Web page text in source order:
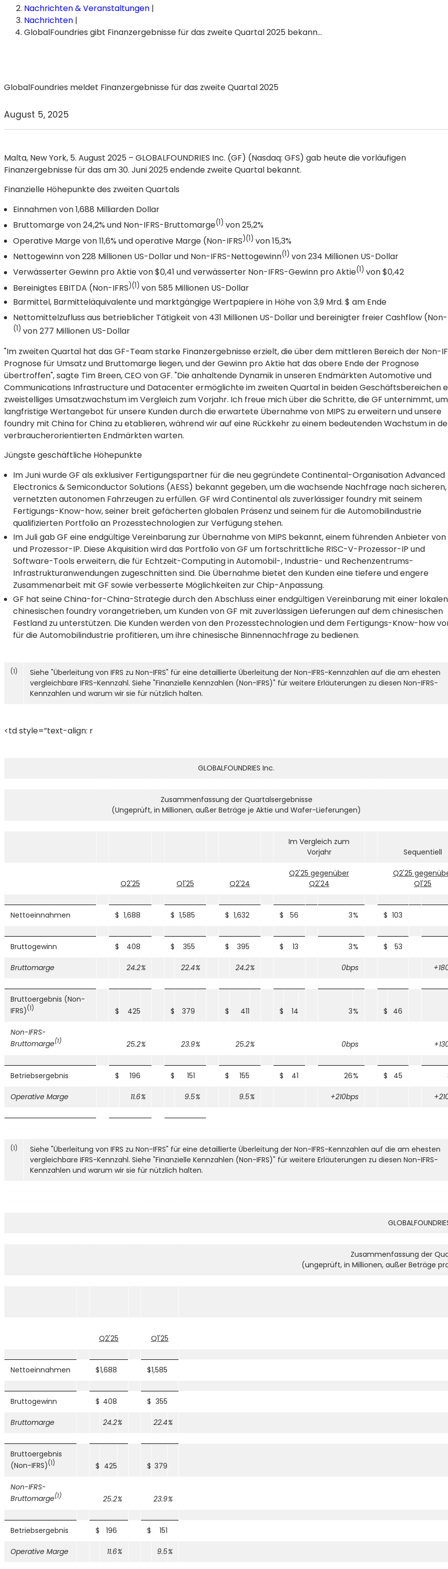
Nachrichten & Veranstaltungen |
Nachrichten |
GlobalFoundries gibt Finanzergebnisse für das zweite Quartal 2025 bekannt…
GlobalFoundries meldet Finanzergebnisse für das zweite Quartal 2025
August 5, 2025
Malta, New York, 5. August 2025 – GLOBALFOUNDRIES Inc. (GF) (Nasdaq: GFS) gab heute die vorläufigen
Finanzergebnisse für das am 30. Juni 2025 endende zweite Quartal bekannt.
Finanzielle Höhepunkte des zweiten Quartals
Einnahmen von 1,688 Milliarden Dollar
Bruttomarge von 24,2% und Non-IFRS-Bruttomarge(1) von 25,2%
Operative Marge von 11,6% und operative Marge (Non-IFRS)(1) von 15,3%
Nettogewinn von 228 Millionen US-Dollar und Non-IFRS-Nettogewinn(1) von 234 Millionen US-Dollar
Verwässerter Gewinn pro Aktie von $0,41 und verwässerter Non-IFRS-Gewinn pro Aktie(1) von $0,42
Bereinigtes EBITDA (Non-IFRS)(1) von 585 Millionen US-Dollar
Barmittel, Barmitteläquivalente und marktgängige Wertpapiere in Höhe von 3,9 Mrd. $ am Ende
Nettomittelzufluss aus betrieblicher Tätigkeit von 431 Millionen US-Dollar und bereinigter freier Cashflow (Non-
(1) von 277 Millionen US-Dollar
"Im zweiten Quartal hat das GF-Team starke Finanzergebnisse erzielt, die über dem mittleren Bereich der Non-
Prognose für Umsatz und Bruttomarge liegen, und der Gewinn pro Aktie hat das obere Ende der Prognose
übertroffen", sagte Tim Breen, CEO von GF. "Die anhaltende Dynamik in unseren Endmärkten Automotive und
Communications Infrastructure und Datacenter ermöglichte im zweiten Quartal in beiden Geschäftsbereichen
zweistelliges Umsatzwachstum im Vergleich zum Vorjahr. Ich freue mich über die Schritte, die GF unternimmt,
langfristige Wertangebot für unsere Kunden durch die erwartete Übernahme von MIPS zu erweitern und unsere
foundry mit China for China zu etablieren, während wir auf eine Rückkehr zu einem bedeutenden Wachstum in
verbraucherorientierten Endmärkten warten.
Jüngste geschäftliche Höhepunkte
Im Juni wurde GF als exklusiver Fertigungspartner für die neu gegründete Continental-Organisation Advanced
Electronics & Semiconductor Solutions (AESS) bekannt gegeben, um die wachsende Nachfrage nach sicheren,
vernetzten autonomen Fahrzeugen zu erfüllen. GF wird Continental als zuverlässiger foundry mit seinem
Fertigungs-Know-how, seiner breit gefächerten globalen Präsenz und seinem für die Automobilindustrie
qualifizierten Portfolio an Prozesstechnologien zur Verfügung stehen.
Im Juli gab GF eine endgültige Vereinbarung zur Übernahme von MIPS bekannt, einem führenden Anbieter von
und Prozessor-IP. Diese Akquisition wird das Portfolio von GF um fortschrittliche RISC-V-Prozessor-IP und
Software-Tools erweitern, die für Echtzeit-Computing in Automobil-, Industrie- und Rechenzentrums-
Infrastrukturanwendungen zugeschnitten sind. Die Übernahme bietet den Kunden eine tiefere und engere
Zusammenarbeit mit GF sowie verbesserte Möglichkeiten zur Chip-Anpassung.
GF hat seine China-for-China-Strategie durch den Abschluss einer endgültigen Vereinbarung mit einer lokalen
chinesischen foundry vorangetrieben, um Kunden von GF mit zuverlässigen Lieferungen auf dem chinesischen
Festland zu unterstützen. Die Kunden werden von den Prozesstechnologien und dem Fertigungs-Know-how
für die Automobilindustrie profitieren, um ihre chinesische Binnennachfrage zu bedienen.
(1)
Siehe "Überleitung von IFRS zu Non-IFRS" für eine detaillierte Überleitung der Non-IFRS-Kennzahlen auf die am ehesten
vergleichbare IFRS-Kennzahl. Siehe "Finanzielle Kennzahlen (Non-IFRS)" für weitere Erläuterungen zu diesen Non-IFRS-
Kennzahlen und warum wir sie für nützlich halten.
<td style=”text-align: r
GLOBALFOUNDRIES Inc.
Zusammenfassung der Quartalsergebnisse
(Ungeprüft, in Millionen, außer Beträge je Aktie und Wafer-Lieferungen)
Im Vergleich zum
Vorjahr
Sequentiell
Q2'25 Q1'25 Q2'24
Q2'25 gegenüber
Q2'24
Q2'25
Q1'25
Nettoeinnahmen $ 1,688 $ 1,585 $ 1,632 $ 56 3% $ 103
Bruttogewinn $ 408 $ 355 $ 395 $ 13 3% $ 53
Bruttomarge 24.2% 22.4% 24.2% 0bps
Bruttoergebnis (Non-
IFRS)(1) $ 425 $ 379 $ 411 $ 14 3% $ 46
Non-IFRS-
Bruttomarge(1) 25.2% 23.9% 25.2% 0bps
Betriebsergebnis $ 196 $ 151 $ 155 $ 41 26% $ 45
Operative Marge 11.6% 9.5% 9.5% +210bps
(1)
Siehe "Überleitung von IFRS zu Non-IFRS" für eine detaillierte Überleitung der Non-IFRS-Kennzahlen auf die am ehesten
vergleichbare IFRS-Kennzahl. Siehe "Finanzielle Kennzahlen (Non-IFRS)" für weitere Erläuterungen zu diesen Non-IFRS-
Kennzahlen und warum wir sie für nützlich halten.
Zusammenfassung der
(ungeprüft, in Millionen, außer Beträge
Q2'25 Q1'25
Nettoeinnahmen $1,688 $1,585
Bruttogewinn $ 408 $ 355
Bruttomarge 24.2% 22.4%
Bruttoergebnis
(Non-IFRS)(1) $ 425 $ 379
Non-IFRS-
Bruttomarge(1) 25.2% 23.9%
Betriebsergebnis $ 196 $ 151
Operative Marge 11.6% 9.5%